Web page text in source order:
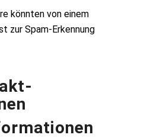
könnten von einem
zur Spam-Erkennung